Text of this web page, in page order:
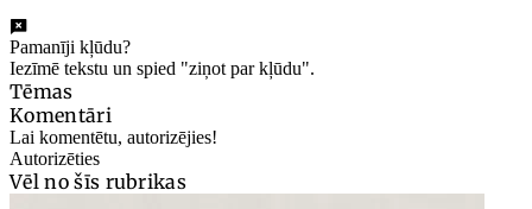
Pamanīji kļūdu?
Iezīmē tekstu un spied "ziņot par kļūdu".
Tēmas
Komentāri
Lai komentētu, autorizējies!
Autorizēties
Vēl no šīs rubrikas